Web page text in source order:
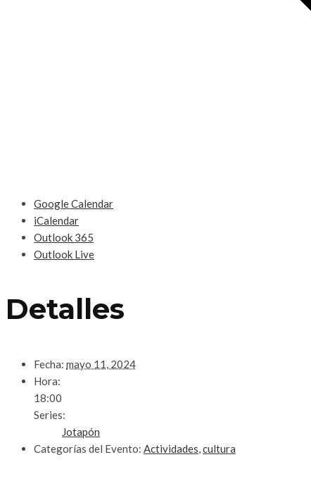
Google Calendar
iCalendar
Outlook 365
Outlook Live
Detalles
Fecha: mayo 11, 2024
Hora:
18:00
Series:
Jotapón
Categorías del Evento: Actividades,cultura